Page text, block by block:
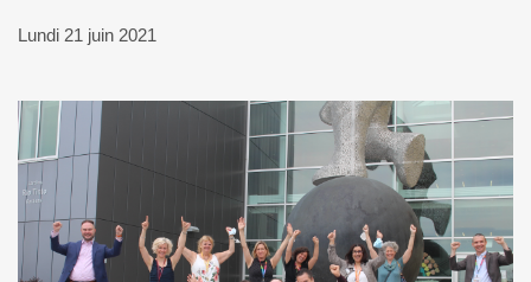
Lundi 21 juin 2021